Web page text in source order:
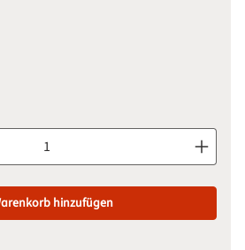
den gewünschten Wert ein oder
hinzufügen